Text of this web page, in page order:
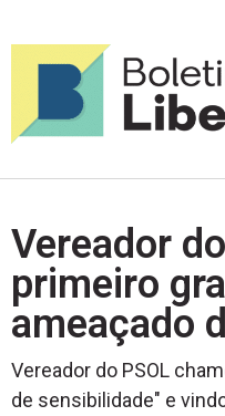
Vereador
primeiro
ameaçado
Vereador do PSOL
de sensibilidade" e